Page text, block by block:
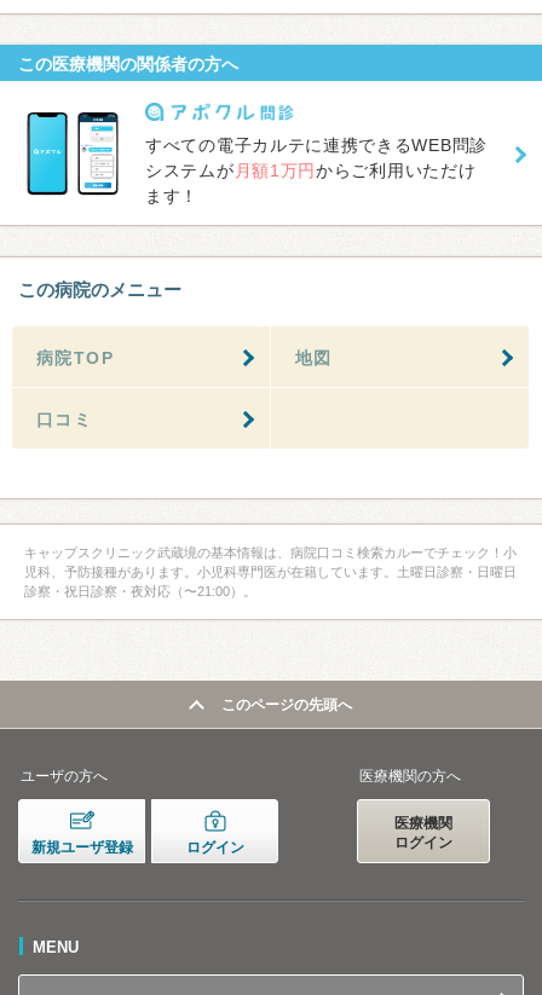
この医療機関の関係者の方へ
すべての電子カルテに連携できるWEB問診
システムが 月額1万円からご利用いただけ
ます！
この病院のメニュー
病院TOP 地図
口コミ
キャップスクリニック武蔵境の基本情報は、病院口コミ検索カルーでチェック！小
児科、予防接種があります。小児科専門医が在籍しています。土曜日診察・日曜日
診察・祝日診察・夜対応（〜21:00）。
このページの先頭へ
ユーザの方へ
新規ユーザ登録 ログイン
医療機関の方へ
医療機関
ログイン
MENU